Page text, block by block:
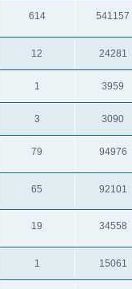
614 541157
12 24281
1 3959
3 3090
79 94976
65 92101
19 34558
1 15061